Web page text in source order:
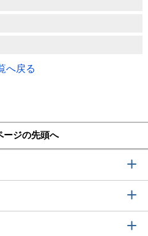
へ戻る
ージの先頭へ